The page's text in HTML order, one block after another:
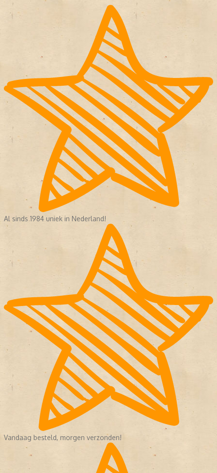
Al sinds 1984 uniek in Nederland!
Vandaag besteld, morgen verzonden!